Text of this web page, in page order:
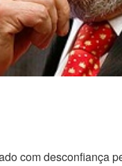
com desconfiança